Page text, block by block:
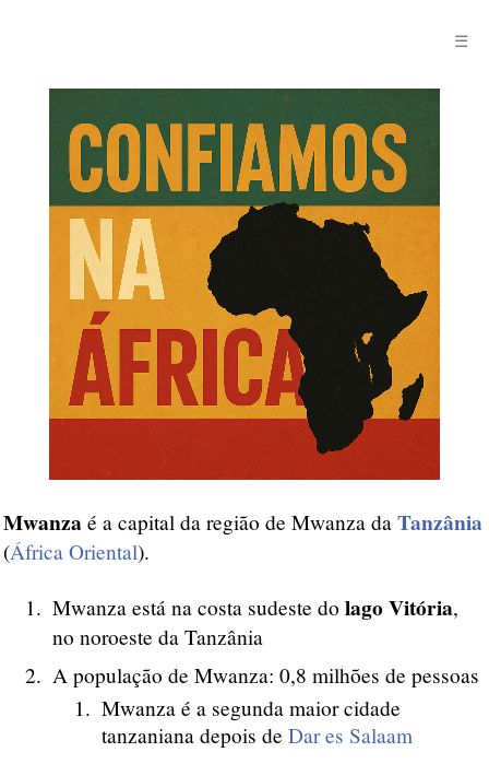
☰
Mwanza é a capital da região de Mwanza da Tanzânia
(África Oriental).
Mwanza está na costa sudeste do lago Vitória,
no noroeste da Tanzânia
A população de Mwanza: 0,8 milhões de pessoas
Mwanza é a segunda maior cidade
tanzaniana depois de Dar es Salaam